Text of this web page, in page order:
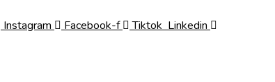
Instagram Facebook-f Tiktok Linkedin